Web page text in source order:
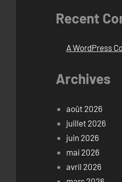
Recent
A WordPress
Archives
août 2026
juillet 2026
juin 2026
mai 2026
avril 2026